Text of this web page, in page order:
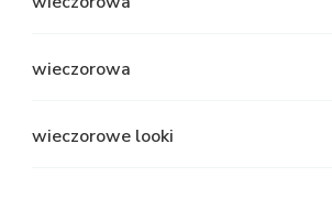
wieczorowa
wieczorowe looki